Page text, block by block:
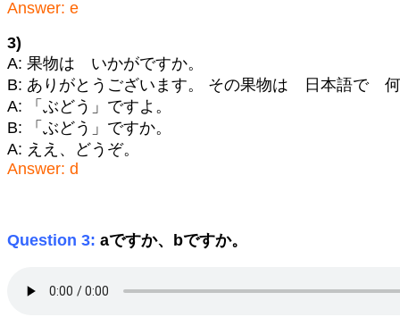
Answer: e
3)
A: 果物は いかがですか。
B: ありがとうございます。 その果物は 日本語で 何
A: 「ぶどう」ですよ。
B: 「ぶどう」ですか。
A: ええ、どうぞ。
Answer: d
Question 3: aですか、bですか。